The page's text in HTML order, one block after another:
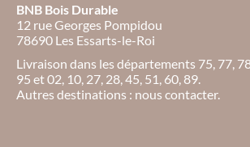
BNB Bois Durable
12 rue Georges Pompidou
78690 Les Essarts-le-Roi
Livraison dans les départements 75, 77,
95 et 02, 10, 27, 28, 45, 51, 60, 89.
Autres destinations : nous contacter.